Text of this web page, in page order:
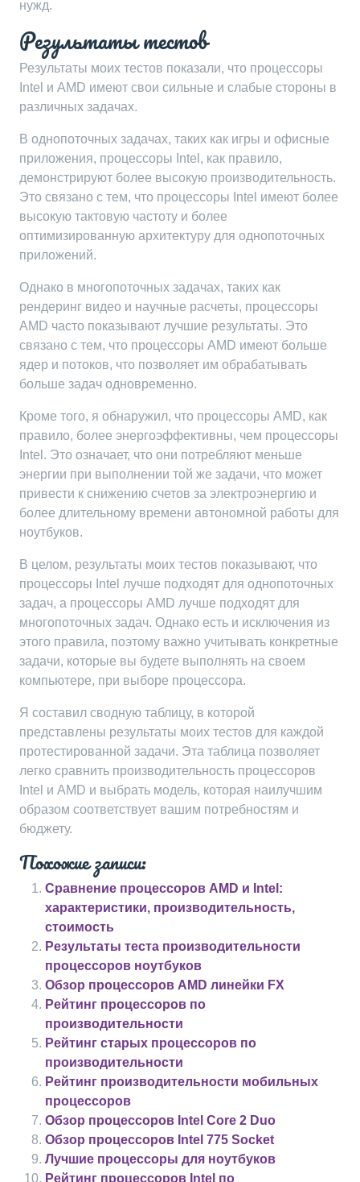
нужд.
Результаты тестов
Результаты моих тестов показали, что процессоры
Intel и AMD имеют свои сильные и слабые стороны в
различных задачах.
В однопоточных задачах, таких как игры и офисные
приложения, процессоры Intel, как правило,
демонстрируют более высокую производительность.
Это связано с тем, что процессоры Intel имеют более
высокую тактовую частоту и более
оптимизированную архитектуру для однопоточных
приложений.
Однако в многопоточных задачах, таких как
рендеринг видео и научные расчеты, процессоры
AMD часто показывают лучшие результаты. Это
связано с тем, что процессоры AMD имеют больше
ядер и потоков, что позволяет им обрабатывать
больше задач одновременно.
Кроме того, я обнаружил, что процессоры AMD, как
правило, более энергоэффективны, чем процессоры
Intel. Это означает, что они потребляют меньше
энергии при выполнении той же задачи, что может
привести к снижению счетов за электроэнергию и
более длительному времени автономной работы для
ноутбуков.
В целом, результаты моих тестов показывают, что
процессоры Intel лучше подходят для однопоточных
задач, а процессоры AMD лучше подходят для
многопоточных задач. Однако есть и исключения из
этого правила, поэтому важно учитывать конкретные
задачи, которые вы будете выполнять на своем
компьютере, при выборе процессора.
Я составил сводную таблицу, в которой
представлены результаты моих тестов для каждой
протестированной задачи. Эта таблица позволяет
легко сравнить производительность процессоров
Intel и AMD и выбрать модель, которая наилучшим
образом соответствует вашим потребностям и
бюджету.
Похожие записи:
Сравнение процессоров AMD и Intel:
характеристики, производительность,
стоимость
Результаты теста производительности
процессоров ноутбуков
Обзор процессоров AMD линейки FX
Рейтинг процессоров по
производительности
Рейтинг старых процессоров по
производительности
Рейтинг производительности мобильных
процессоров
Обзор процессоров Intel Core 2 Duo
Обзор процессоров Intel 775 Socket
Лучшие процессоры для ноутбуков
Рейтинг процессоров Intel по